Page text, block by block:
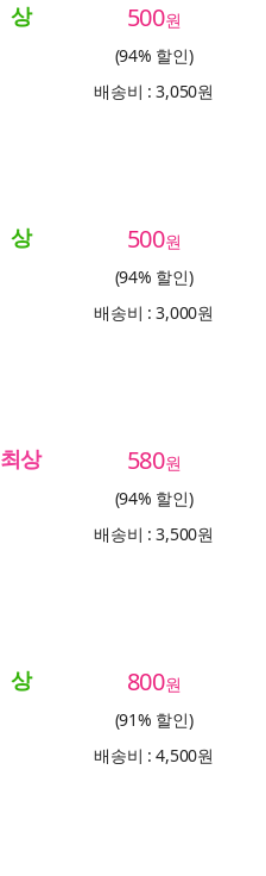
상 500원
(94% 할인)
배송비 : 3,050원
상 500원
(94% 할인)
배송비 : 3,000원
최상 580원
(94% 할인)
배송비 : 3,500원
상 800원
(91% 할인)
배송비 : 4,500원